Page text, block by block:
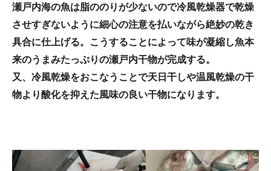
瀬戸内海の魚は脂ののりが少ないので冷風乾燥器で乾燥
させすぎないように細心の注意を払いながら絶妙の乾き
具合に仕上げる。こうすることによって味が凝縮し魚本
来のうまみたっぷりの瀬戸内干物が完成する。
又、冷風乾燥をおこなうことで天日干しや温風乾燥の干
物より酸化を抑えた風味の良い干物になります。